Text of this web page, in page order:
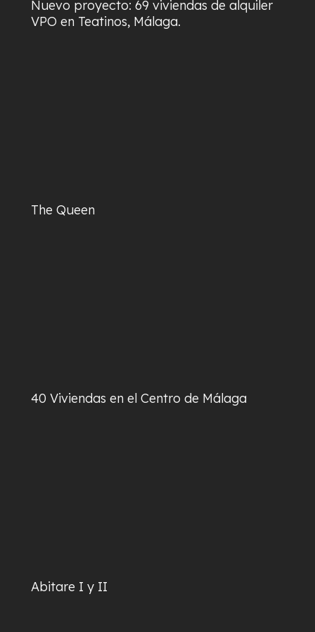
Nuevo proyecto: 69 viviendas de alquiler
VPO en Teatinos, Málaga.
The Queen
40 Viviendas en el Centro de Málaga
Abitare I y II